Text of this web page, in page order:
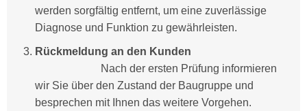
werden sorgfältig entfernt, um eine zuverlässige
Diagnose und Funktion zu gewährleisten.
Rückmeldung an den Kunden
Nach der ersten Prüfung informieren
wir Sie über den Zustand der Baugruppe und
besprechen mit Ihnen das weitere Vorgehen.